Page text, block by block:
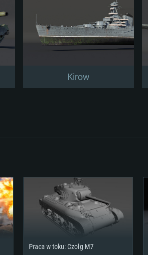
Kirow
Praca w toku: Czołg M7